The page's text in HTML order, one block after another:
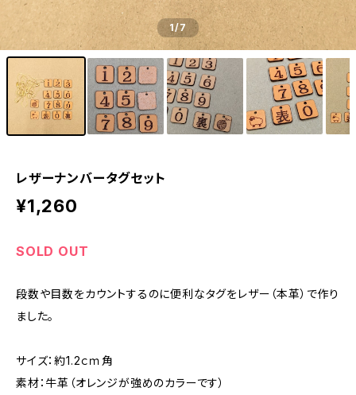
1/7
レザーナンバータグセット
¥1,260
SOLD OUT
段数や目数をカウントするのに便利なタグをレザー（本革）で作り
ました。
サイズ：約1.2ｃｍ角
素材：牛革（オレンジが強めのカラーです）